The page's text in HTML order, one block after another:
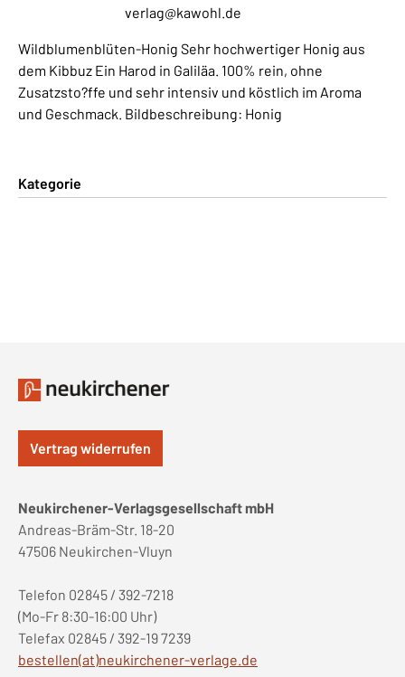
verlag@kawohl.de
Wildblumenblüten-Honig Sehr hochwertiger Honig aus
dem Kibbuz Ein Harod in Galiläa. 100% rein, ohne
Zusatzsto?ffe und sehr intensiv und köstlich im Aroma
und Geschmack. Bildbeschreibung: Honig
Kategorie
Vertrag widerrufen
Neukirchener-Verlagsgesellschaft mbH
Andreas-Bräm-Str. 18-20
47506 Neukirchen-Vluyn
Telefon 02845 / 392-7218
(Mo-Fr 8:30-16:00 Uhr)
Telefax 02845 / 392-19 7239
bestellen(at)neukirchener-verlage.de